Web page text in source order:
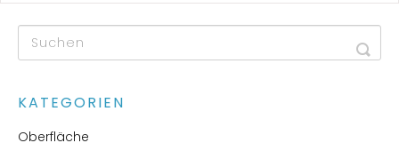
KATEGORIEN
Oberfläche